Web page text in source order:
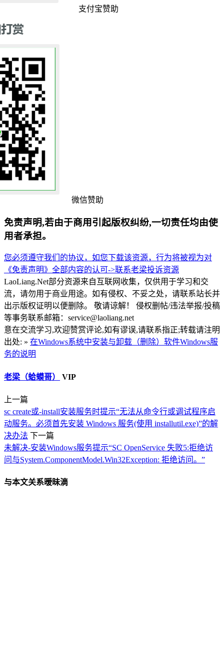
支付宝赞助
微信赞助
免责声明,若由于商用引起版权纠纷,一切责任均由使
用者承担。
您必须遵守我们的协议，如您下载该资源，行为将被视为对
《免责声明》全部内容的认可->联系老梁投诉资源
LaoLiang.Net部分资源来自互联网收集，仅供用于学习和交
流，请勿用于商业用途。如有侵权、不妥之处，请联系站长并
出示版权证明以便删除。 敬请谅解！ 侵权删帖/违法举报/投稿
等事务联系邮箱：service@laoliang.net
意在交流学习,欢迎赞赏评论,如有谬误,请联系指正;转载请注明
出处: » 在Windows系统中安装与卸载（删除）软件Windows服
务的说明
老梁（蛤蟆哥） VIP
上一篇
sc create或-install安装服务时提示“无法从命令行或调试程序启
动服务。必须首先安装 Windows 服务(使用 installutil.exe)”的解
决办法 下一篇
未解决-安装Windows服务提示“SC OpenService 失败5:拒绝访
问与System.ComponentModel.Win32Exception: 拒绝访问。”
与本文关系暧昧滴